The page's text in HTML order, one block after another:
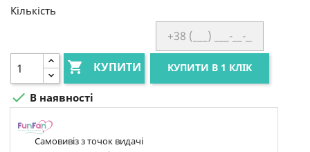
Кількість
 КУПИТИ КУПИТИ В 1 КЛІК
 В наявності
Самовивіз з точок видачі